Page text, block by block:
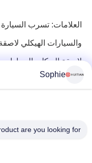
العلامات: تسرب السيارة
والسيارات الهيكلي
لاصقة الهيكلي السيارات
Sophie
are you looking for?